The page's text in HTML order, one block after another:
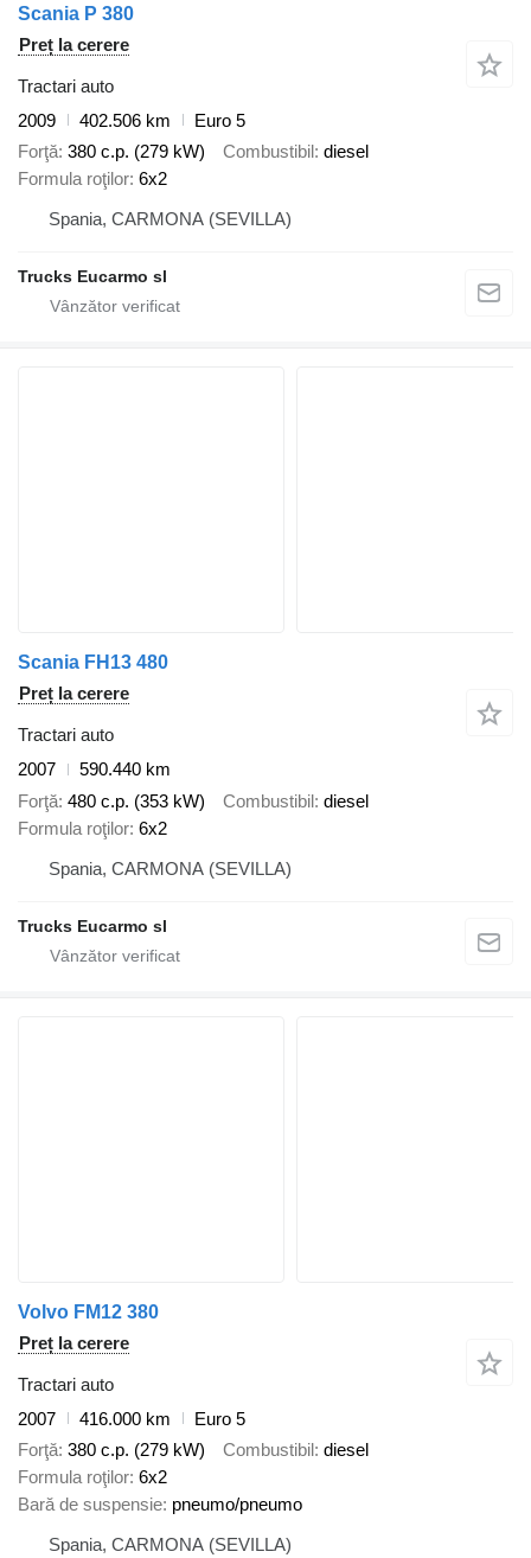
Scania P 380
Preț la cerere
Tractari auto
2009
402.506 km
Euro 5
Forţă 380 c.p. (279 kW) Combustibil diesel
Formula roţilor 6x2
Spania, CARMONA (SEVILLA)
Trucks Eucarmo sl
Scania FH13 480
Preț la cerere
Tractari auto
2007
590.440 km
Forţă 480 c.p. (353 kW) Combustibil diesel
Formula roţilor 6x2
Spania, CARMONA (SEVILLA)
Trucks Eucarmo sl
Volvo FM12 380
Preț la cerere
Tractari auto
2007
416.000 km
Euro 5
Forţă 380 c.p. (279 kW) Combustibil diesel
Formula roţilor 6x2
Bară de suspensie pneumo/pneumo
Spania, CARMONA (SEVILLA)